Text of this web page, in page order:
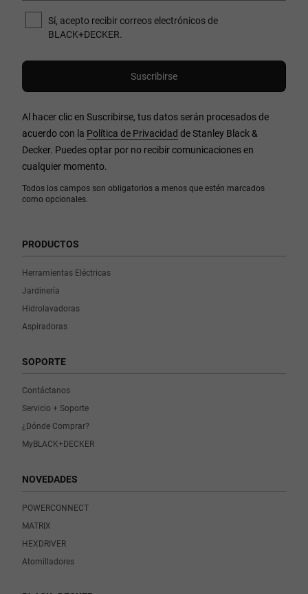
Todos los campos son obligatorios a menos que estén marcados
como opcionales.
Sí, acepto recibir correos electrónicos de
BLACK+DECKER.
Al hacer clic en Suscribirse, tus datos serán procesados de
acuerdo con la Política de Privacidad de Stanley Black &
Decker. Puedes optar por no recibir comunicaciones en
cualquier momento.
PRODUCTOS
Herramientas Eléctricas
Jardinería
Hidrolavadoras
Aspiradoras
SOPORTE
Contáctanos
Servicio + Soporte
¿Dónde Comprar?
MyBLACK+DECKER
NOVEDADES
POWERCONNECT
MATRIX
HEXDRIVER
Atornilladores